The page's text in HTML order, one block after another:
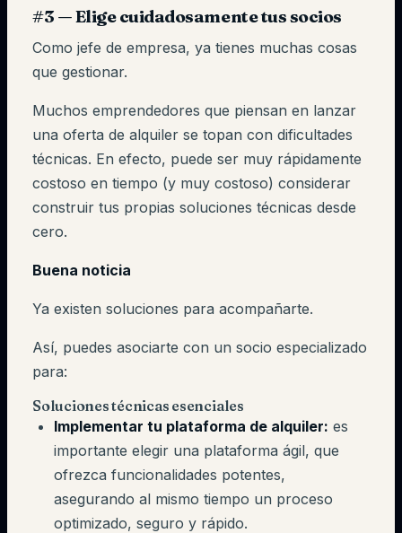
#3 — Elige cuidadosamente tus socios
Como jefe de empresa, ya tienes muchas cosas
que gestionar.
Muchos emprendedores que piensan en lanzar
una oferta de alquiler se topan con dificultades
técnicas. En efecto, puede ser muy rápidamente
costoso en tiempo (y muy costoso) considerar
construir tus propias soluciones técnicas desde
cero.
Buena noticia
Ya existen soluciones para acompañarte.
Así, puedes asociarte con un socio especializado
para:
Soluciones técnicas esenciales
Implementar tu plataforma de alquiler: es
importante elegir una plataforma ágil, que
ofrezca funcionalidades potentes,
asegurando al mismo tiempo un proceso
optimizado, seguro y rápido.